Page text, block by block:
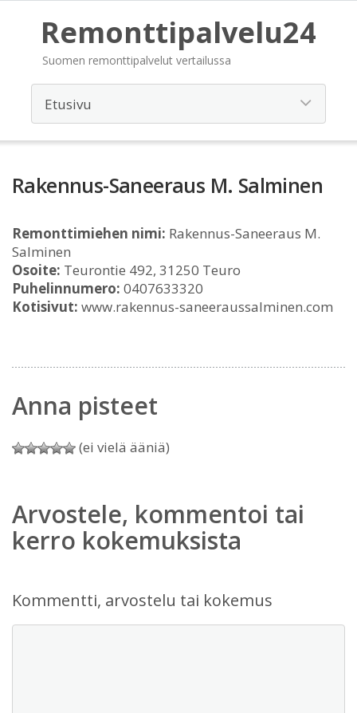
Remonttipalvelu24
Suomen remonttipalvelut vertailussa
Rakennus-Saneeraus M. Salminen
Remonttimiehen nimi: Rakennus-Saneeraus M.
Salminen
Osoite: Teurontie 492, 31250 Teuro
Puhelinnumero: 0407633320
Kotisivut: www.rakennus-saneeraussalminen.com
Anna pisteet
(ei vielä ääniä)
Arvostele, kommentoi tai
kerro kokemuksista
Kommentti, arvostelu tai kokemus